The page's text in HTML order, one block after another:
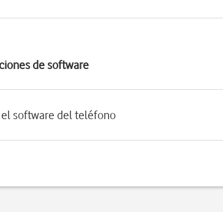
de software
software del teléfono